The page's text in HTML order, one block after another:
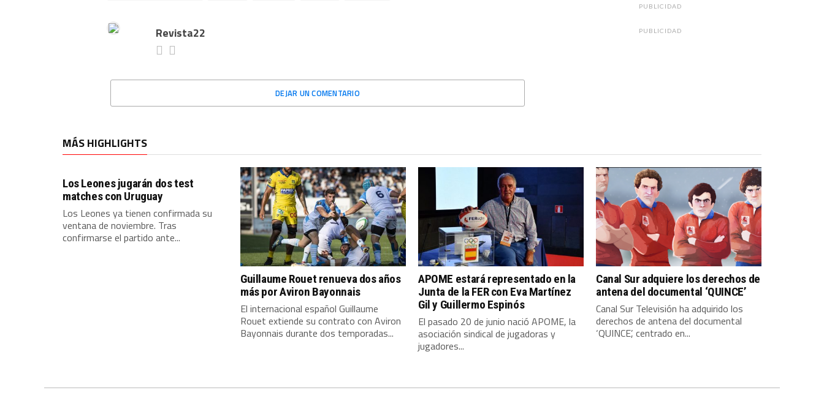
Revista22
DEJAR UN COMENTARIO
PUBLICIDAD
PUBLICIDAD
MÁS HIGHLIGHTS
Los Leones jugarán dos test
matches con Uruguay
Los Leones ya tienen confirmada su
ventana de noviembre. Tras
confirmarse el partido ante...
Guillaume Rouet renueva dos años
más por Aviron Bayonnais
El internacional español Guillaume
Rouet extiende su contrato con Aviron
Bayonnais durante dos temporadas...
APOME estará representado en la
Junta de la FER con Eva Martínez
Gil y Guillermo Espinós
El pasado 20 de junio nació APOME, la
asociación sindical de jugadoras y
jugadores...
Canal Sur adquiere los derechos de
antena del documental ‘QUINCE’
Canal Sur Televisión ha adquirido los
derechos de antena del documental
‘QUINCE’, centrado en...